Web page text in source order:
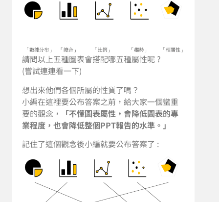
請問以上五種圖表會搭配哪五種屬性呢 ?
(嘗試連連看一下)
想出來他們各個所屬的性質了嗎？
小編在這裡要公布答案之前，給大家一個蠻重
要的觀念，
「不懂圖表屬性，會降低圖表的專
業程度，也會降低整個PPT報告的水準。」
記住了這個觀念後小編就要公布答案了 :